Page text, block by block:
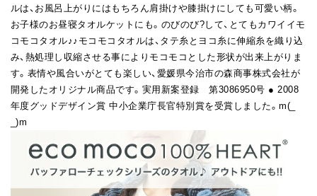
ルは、お風呂上がりにはもちろん肩掛けや膝掛けにしても可愛い柄。
お子様のお昼寝タオルケットにも。のびのび?して、とてもカワイイモ
コモコタオル♪♪モコモコタオルは、タテ糸とヨコ糸に伸縮糸を織り込
み、熱処理し収縮させる事によりモコモコとした形状が出来上がりま
す。表情や風合いがとても楽しい、愛媛県今治市の森商事株式会社が
開発したオリジナル商品です。実用新案登録 第3086950号 ● 2008
年度グッドデザイン賞 中小企業庁長官特別賞を受賞しました。m(_
_)m